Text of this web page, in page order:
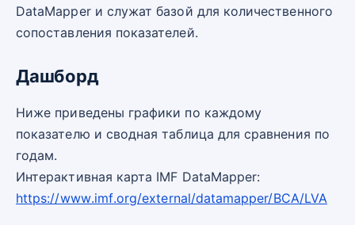
DataMapper и служат базой для количественного
сопоставления показателей.
Дашборд
Ниже приведены графики по каждому
показателю и сводная таблица для сравнения по
годам.
Интерактивная карта IMF DataMapper:
https://www.imf.org/external/datamapper/BCA/LVA